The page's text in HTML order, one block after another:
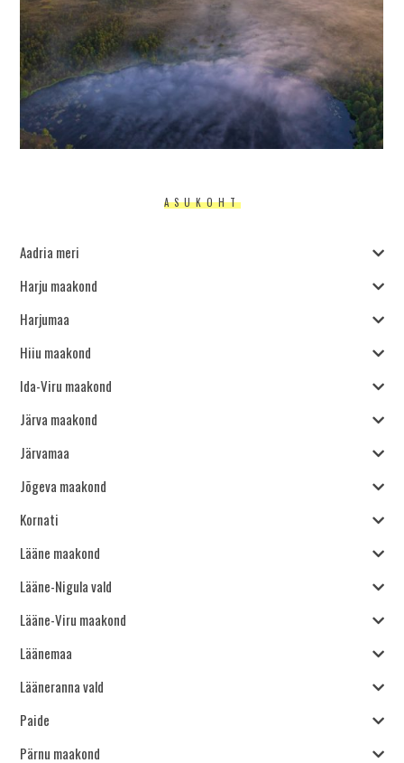
ASUKOHT
Aadria meri
Harju maakond
Harjumaa
Hiiu maakond
Ida-Viru maakond
Järva maakond
Järvamaa
Jõgeva maakond
Kornati
Lääne maakond
Lääne-Nigula vald
Lääne-Viru maakond
Läänemaa
Lääneranna vald
Paide
Pärnu maakond